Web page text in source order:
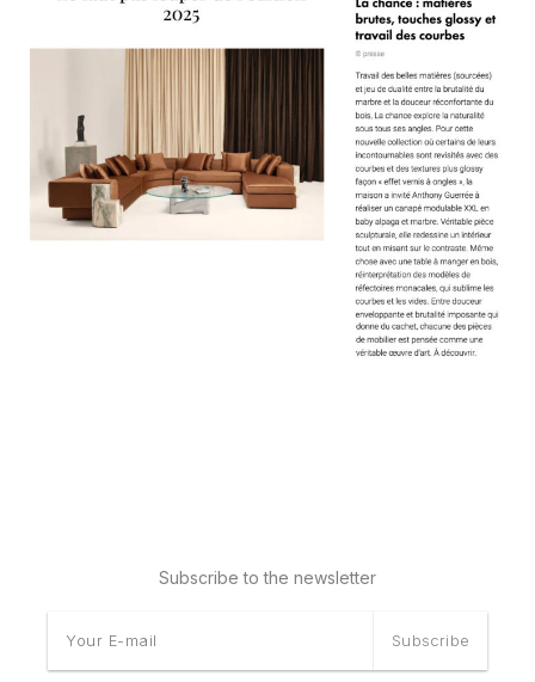
Subscribe to the newsletter